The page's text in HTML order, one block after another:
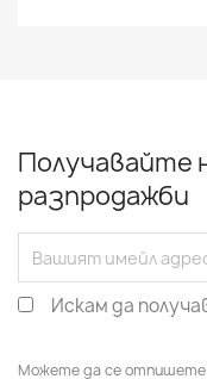
Получавайте
разпродажби
Искам да
Можете да се отпишете